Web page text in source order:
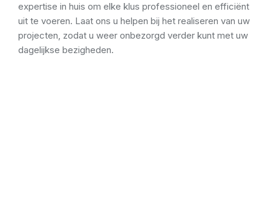
expertise in huis om elke klus professioneel en efficiënt
uit te voeren. Laat ons u helpen bij het realiseren van uw
projecten, zodat u weer onbezorgd verder kunt met uw
dagelijkse bezigheden.